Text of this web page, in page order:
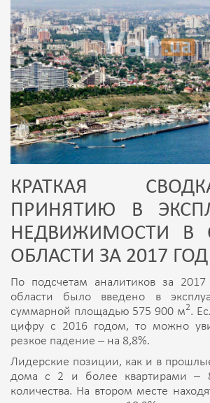
КРАТКАЯ
ПРИНЯТИЮ В
НЕДВИЖИМОСТИ В
ОБЛАСТИ ЗА 2017 ГОД
По подсчетам аналитиков за
области было введено в
суммарной площадью 575 900 м2.
цифру с 2016 годом, то можно
резкое падение – на 8,8%.
Лидерские позиции, как и в
дома с 2 и более квартирами –
количества. На втором месте